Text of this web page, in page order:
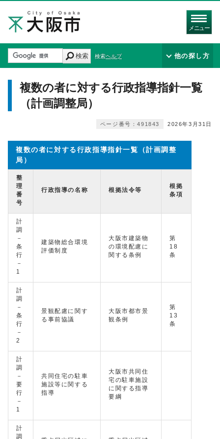
メニュー
検索 検索ヘルプ 他の探し方
複数の者に対する行政指導指針一覧
（計画調整局）
2026年3月31日
ページ番号：491843
複数の者に対する行政指導指針一覧（計画調整
局）
整
理
番
号
行政指導の名称 根拠法令等
根拠
条項
計
調
－
条
行
－
1
建築物総合環境
評価制度
大阪市建築物
の環境配慮に
関する条例
第
18
条
計
調
－
条
行
－
2
景観配慮に関す
る事前協議
大阪市都市景
観条例
第
13
条
計
調
－
要
行
－
1
共同住宅の駐車
施設等に関する
指導
大阪市共同住
宅の駐車施設
に関する指導
要綱
計
調